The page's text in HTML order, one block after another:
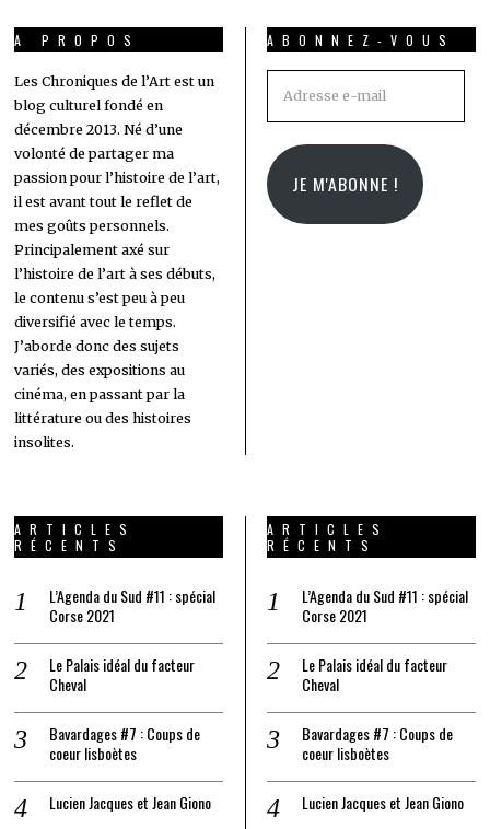
A PROPOS
Les Chroniques de l’Art est un
blog culturel fondé en
décembre 2013. Né d’une
volonté de partager ma
passion pour l’histoire de l’art,
il est avant tout le reflet de
mes goûts personnels.
Principalement axé sur
l’histoire de l’art à ses débuts,
le contenu s’est peu à peu
diversifié avec le temps.
J’aborde donc des sujets
variés, des expositions au
cinéma, en passant par la
littérature ou des histoires
insolites.
ABONNEZ-VOUS
JE M'ABONNE !
ARTICLES
RÉCENTS
L’Agenda du Sud #11 : spécial
Corse 2021
Le Palais idéal du facteur
Cheval
Bavardages #7 : Coups de
coeur lisboètes
Lucien Jacques et Jean Giono
ARTICLES
RÉCENTS
L’Agenda du Sud #11 : spécial
Corse 2021
Le Palais idéal du facteur
Cheval
Bavardages #7 : Coups de
coeur lisboètes
Lucien Jacques et Jean Giono